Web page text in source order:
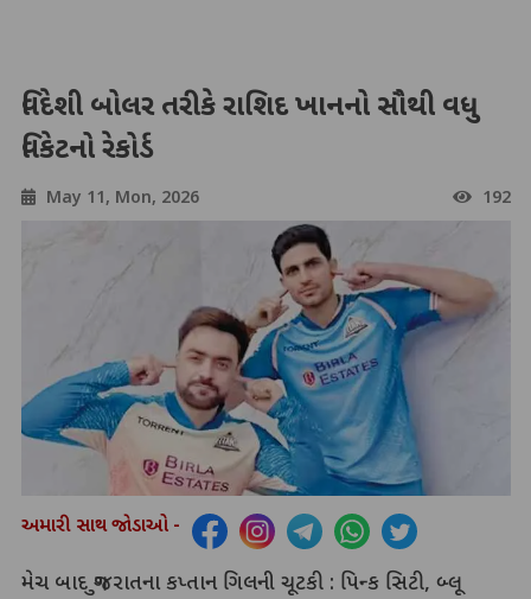
વિદેશી બોલર તરીકે રાશિદ ખાનનો સૌથી વધુ
વિકેટનો રેકોર્ડ
May 11, Mon, 2026 192
અમારી સાથ જોડાઓ -
મેચ બાદ ગુજરાતના કપ્તાન ગિલની ચૂટકી : પિન્ક સિટી, બ્લૂ